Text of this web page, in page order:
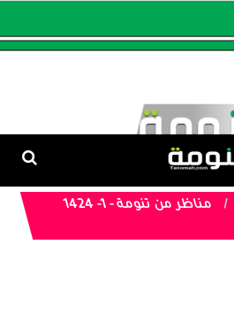
مناظر من تنومة - 1- 1424